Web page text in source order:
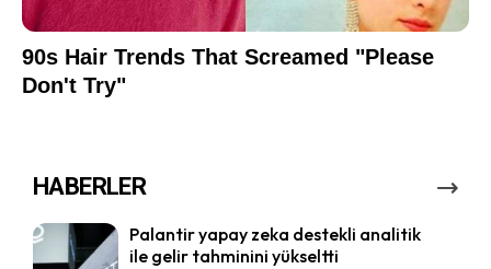
HABERLER
Palantir yapay zeka destekli analitik
ile gelir tahminini yükseltti